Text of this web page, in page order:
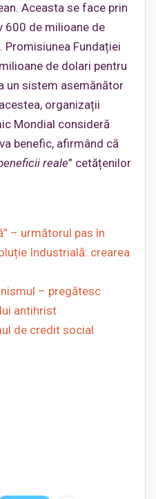
Aceasta se face prin
600 de milioane de
Promisiunea Fundației
de dolari pentru
un sistem asemănător
organizații
Mondial consideră
benefic, afirmând că
neficii reale” cetățenilor
– următorul pas în
Industrială: crearea
– pregătesc
antihrist
de credit social